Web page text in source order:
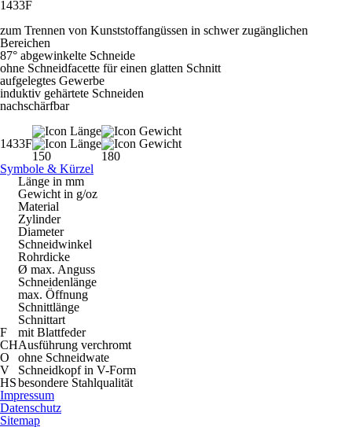
1433F
zum Trennen von Kunststoffangüssen in schwer zugänglichen
Bereichen
87° abgewinkelte Schneide
ohne Schneidfacette für einen glatten Schnitt
aufgelegtes Gewerbe
induktiv gehärtete Schneiden
nachschärfbar
1433F
150
180
Symbole & Kürzel
Länge in mm
Gewicht in g/oz
Material
Zylinder
Diameter
Schneidwinkel
Rohrdicke
Ø max. Anguss
Schneidenlänge
max. Öffnung
Schnittlänge
Schnittart
F
mit Blattfeder
CHAusführung verchromt
O
ohne Schneidwate
V
Schneidkopf in V-Form
HSbesondere Stahlqualität
Impressum
Datenschutz
Sitemap